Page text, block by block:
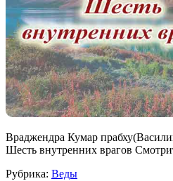
Враджендра Кумар
Шесть внутренних врагов
Рубрика: Веды